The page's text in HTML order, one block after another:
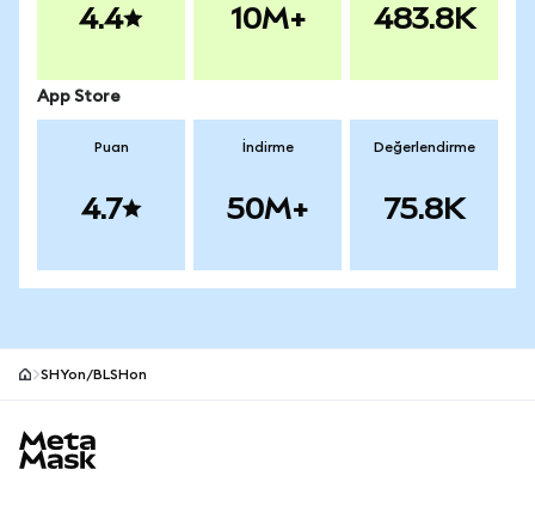
4.4 10M+ 483.8K
App Store
Puan
4.7
İndirme
50M+
Değerlendirme
75.8K
SHYon/BLSHon